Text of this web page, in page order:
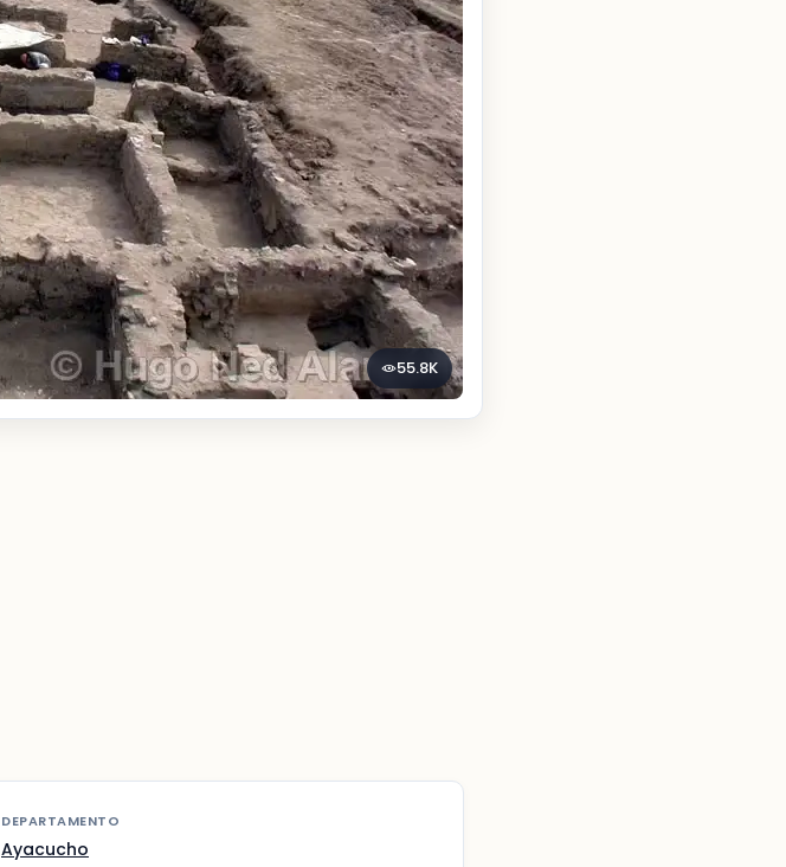
55.8K
DEPARTAMENTO
Ayacucho